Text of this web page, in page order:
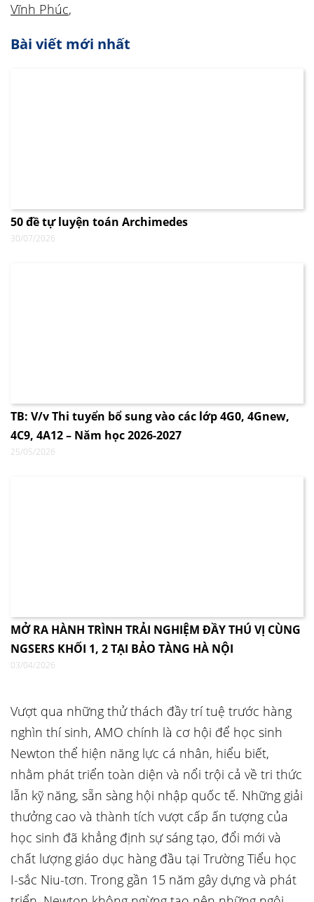
Vĩnh Phúc,
Bài viết mới nhất
50 đề tự luyện toán Archimedes
30/07/2026
TB: V/v Thi tuyển bổ sung vào các lớp 4G0, 4Gnew,
4C9, 4A12 – Năm học 2026-2027
25/05/2026
MỞ RA HÀNH TRÌNH TRẢI NGHIỆM ĐẦY THÚ VỊ CÙNG
NGSERS KHỐI 1, 2 TẠI BẢO TÀNG HÀ NỘI
03/04/2026
Vượt qua những thử thách đầy trí tuệ trước hàng
nghìn thí sinh, AMO chính là cơ hội để học sinh
Newton thể hiện năng lực cá nhân, hiểu biết,
nhằm phát triển toàn diện và nổi trội cả về tri thức
lẫn kỹ năng, sẵn sàng hội nhập quốc tế. Những giải
thưởng cao và thành tích vượt cấp ấn tượng của
học sinh đã khẳng định sự sáng tạo, đổi mới và
chất lượng giáo dục hàng đầu tại Trường Tiểu học
I-sắc Niu-tơn. Trong gần 15 năm gây dựng và phát